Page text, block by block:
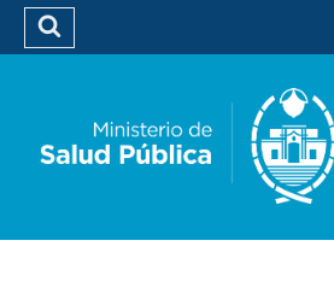
Biblioteca
Buscar